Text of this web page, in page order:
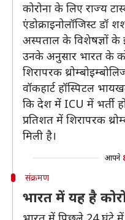
कोरोना के लिए राज्य
एंडोक्राइनोलॉजिस्ट डॉ
अस्पताल के विशेषज्ञों
उनके अनुसार भारत के
शिरापरक
वॉकहार्ट हॉस्पिटल
कि देश में ICU में भर्ती
प्रतिशत में शिरापरक
मिली है।
आपने
संक्रमण
भारत में यह है